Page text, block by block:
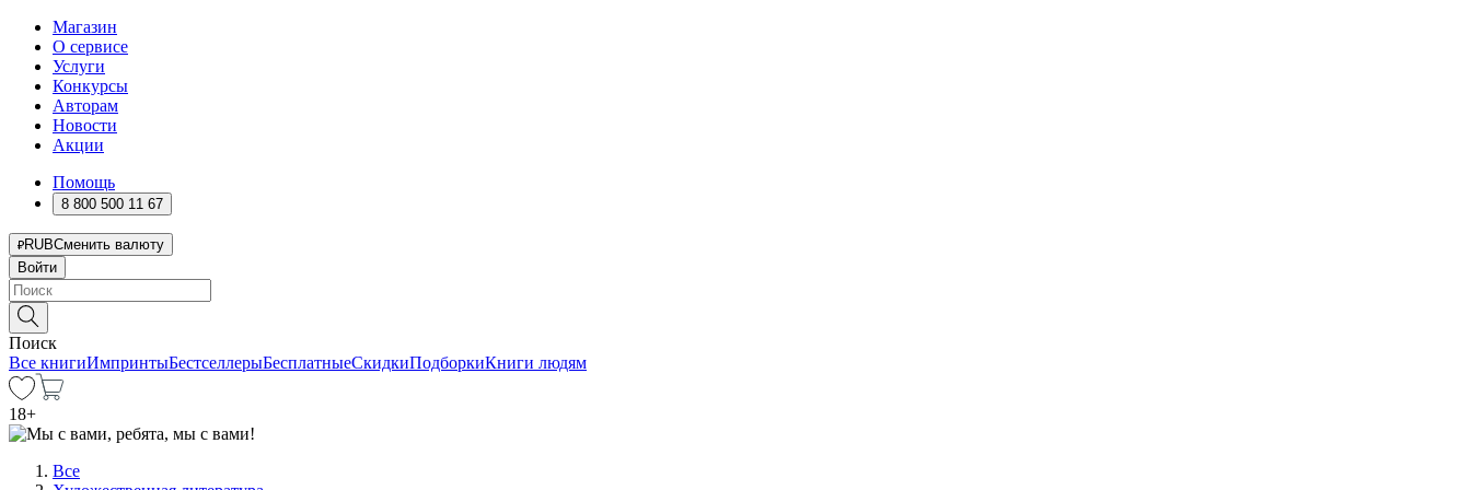
Магазин
О сервисе
Услуги
Конкурсы
Авторам
Новости
Акции
Помощь
8 800 500 11 67
RUBСменить валюту
Войти
Поиск
Все книгиИмпринтыБестселлерыБесплатныеСкидкиПодборкиКниги людям
18+
Все